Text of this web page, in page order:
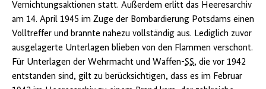
Vernichtungsaktionen statt. Außerdem erlitt das Heeresarchiv
am 14. April 1945 im Zuge der Bombardierung Potsdams einen
Volltreffer und brannte nahezu vollständig aus. Lediglich zuvor
ausgelagerte Unterlagen blieben von den Flammen verschont.
Für Unterlagen der Wehrmacht und Waffen-SS, die vor 1942
entstanden sind, gilt zu berücksichtigen, dass es im Februar